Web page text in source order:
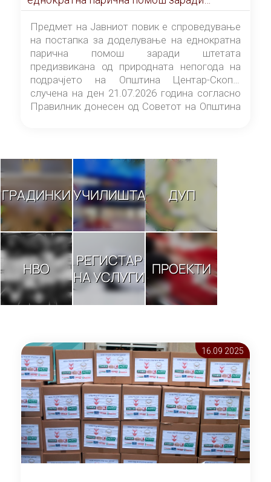
штетата предизвикана од природната
непогода на подрачјето на Општина
Центар-Скопје случена на ден 21.07.2026
година
Предмет на Јавниот повик е спроведување
на постапка за доделување на еднократна
парична помош заради штетата
предизвикана од природната непогода на
подрачјето на Општина Центар-Скопје
случена на ден 21.07.2026 година согласно
Правилник донесен од Советот на Општина
ГРАДИНКИУЧИЛИШТА ДУП
НВО
РЕГИСТАР
НА УСЛУГИ ПРОЕКТИ
16.09 2025